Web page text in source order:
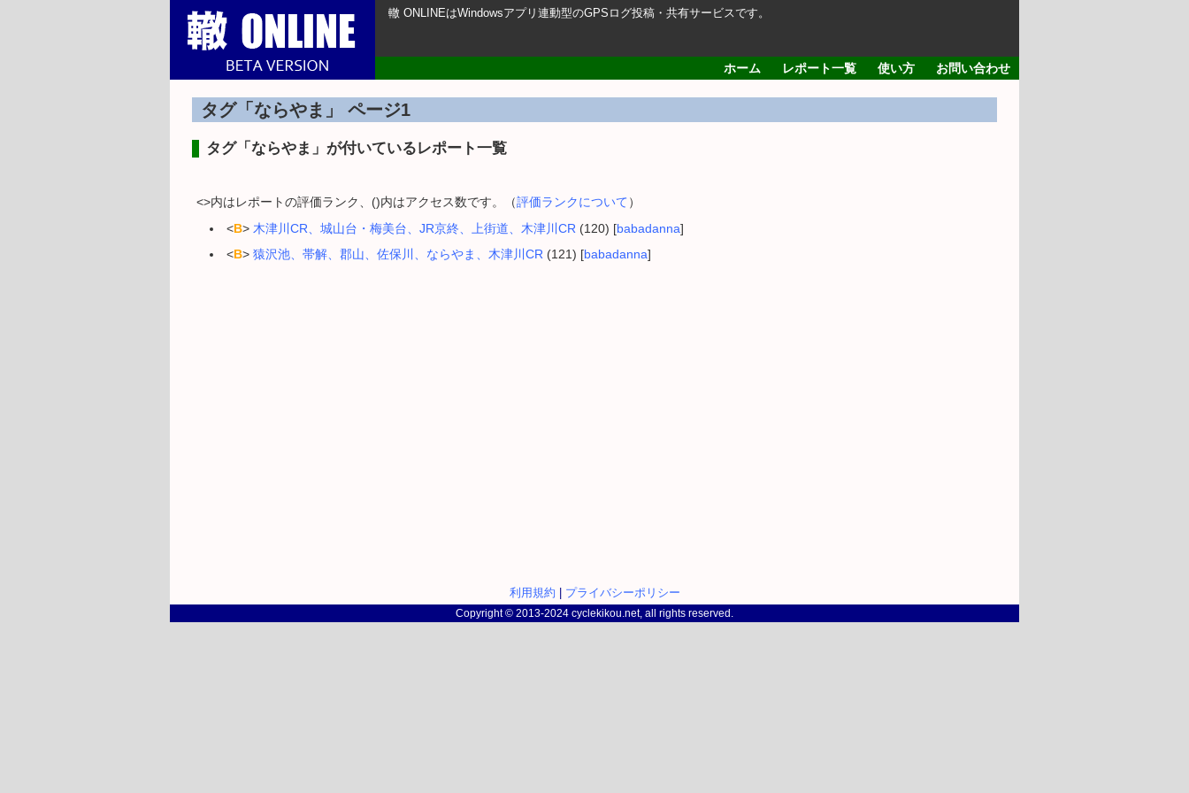
轍 ONLINEはWindowsアプリ連動型のGPSログ投稿・共有サービスです。
ホーム レポート一覧 使い方 お問い合わせ
タグ「ならやま」 ページ1
タグ「ならやま」が付いているレポート一覧
<>内はレポートの評価ランク、()内はアクセス数です。（評価ランクについて）
<B> 木津川CR、城山台・梅美台、JR京終、上街道、木津川CR (120) [babadanna]
<B> 猿沢池、帯解、郡山、佐保川、ならやま、木津川CR (121) [babadanna]
利用規約 プライバシーポリシー
Copyright © 2013-2024 cyclekikou.net, all rights reserved.